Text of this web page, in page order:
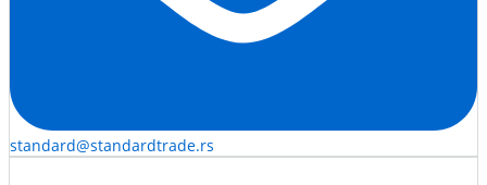
standard@standardtrade.rs